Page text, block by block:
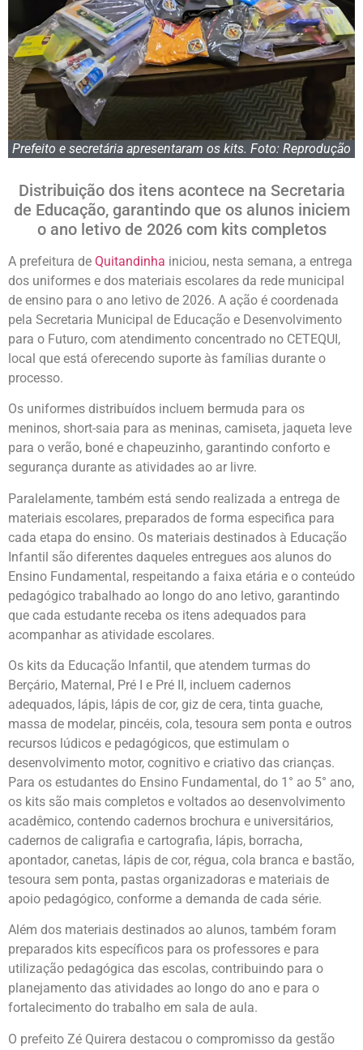
Prefeito e secretária apresentaram os kits. Foto: Reprodução
Distribuição dos itens acontece na Secretaria
de Educação, garantindo que os alunos iniciem
o ano letivo de 2026 com kits completos
A prefeitura de Quitandinha iniciou, nesta semana, a entrega
dos uniformes e dos materiais escolares da rede municipal
de ensino para o ano letivo de 2026. A ação é coordenada
pela Secretaria Municipal de Educação e Desenvolvimento
para o Futuro, com atendimento concentrado no CETEQUI,
local que está oferecendo suporte às famílias durante o
processo.
Os uniformes distribuídos incluem bermuda para os
meninos, short-saia para as meninas, camiseta, jaqueta leve
para o verão, boné e chapeuzinho, garantindo conforto e
segurança durante as atividades ao ar livre.
Paralelamente, também está sendo realizada a entrega de
materiais escolares, preparados de forma especifica para
cada etapa do ensino. Os materiais destinados à Educação
Infantil são diferentes daqueles entregues aos alunos do
Ensino Fundamental, respeitando a faixa etária e o conteúdo
pedagógico trabalhado ao longo do ano letivo, garantindo
que cada estudante receba os itens adequados para
acompanhar as atividade escolares.
Os kits da Educação Infantil, que atendem turmas do
Berçário, Maternal, Pré I e Pré II, incluem cadernos
adequados, lápis, lápis de cor, giz de cera, tinta guache,
massa de modelar, pincéis, cola, tesoura sem ponta e outros
recursos lúdicos e pedagógicos, que estimulam o
desenvolvimento motor, cognitivo e criativo das crianças.
Para os estudantes do Ensino Fundamental, do 1° ao 5° ano,
os kits são mais completos e voltados ao desenvolvimento
acadêmico, contendo cadernos brochura e universitários,
cadernos de caligrafia e cartografia, lápis, borracha,
apontador, canetas, lápis de cor, régua, cola branca e bastão,
tesoura sem ponta, pastas organizadoras e materiais de
apoio pedagógico, conforme a demanda de cada série.
Além dos materiais destinados ao alunos, também foram
preparados kits específicos para os professores e para
utilização pedagógica das escolas, contribuindo para o
planejamento das atividades ao longo do ano e para o
fortalecimento do trabalho em sala de aula.
O prefeito Zé Quirera destacou o compromisso da gestão